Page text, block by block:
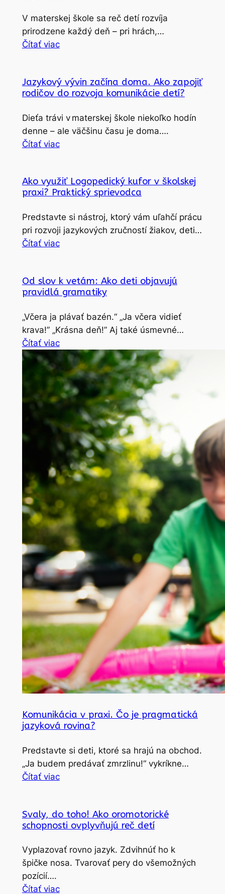
V materskej škole sa reč detí rozvíja
prirodzene každý deň – pri hrách,…
Čítať viac
Jazykový vývin začína doma. Ako zapojiť
rodičov do rozvoja komunikácie detí?
Dieťa trávi v materskej škole niekoľko hodín
denne – ale väčšinu času je doma….
Čítať viac
Ako využiť Logopedický kufor v školskej
praxi? Praktický sprievodca
Predstavte si nástroj, ktorý vám uľahčí prácu
pri rozvoji jazykových zručností žiakov, deti…
Čítať viac
Od slov k vetám: Ako deti objavujú
pravidlá gramatiky
„Včera ja plávať bazén.“ „Ja včera vidieť
krava!” „Krásna deň!” Aj také úsmevné…
Čítať viac
Komunikácia v praxi. Čo je pragmatická
jazyková rovina?
Predstavte si deti, ktoré sa hrajú na obchod.
„Ja budem predávať zmrzlinu!“ vykríkne…
Čítať viac
Svaly, do toho! Ako oromotorické
schopnosti ovplyvňujú reč detí
Vyplazovať rovno jazyk. Zdvihnúť ho k
špičke nosa. Tvarovať pery do všemožných
pozícií….
Čítať viac